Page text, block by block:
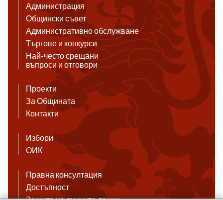
Администрация
Общински съвет
Административно обслужване
Търгове и конкурси
Най-често срещани
въпроси и отговори
Проекти
За Общината
Контакти
Избори
ОИК
Правна консултация
Достъпност